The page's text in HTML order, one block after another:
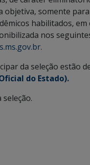
somente
habilitados,
nos
.
da seleção estão
do Estado).